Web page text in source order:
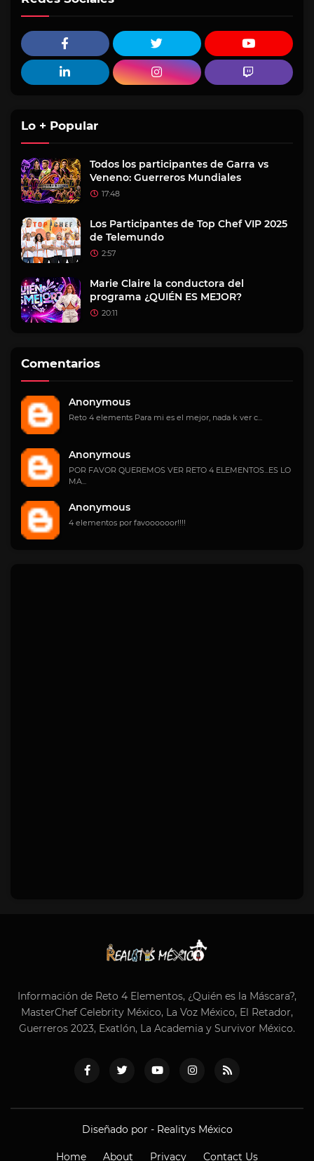
Lo + Popular
Todos los participantes de Garra vs
Veneno: Guerreros Mundiales
17:48
Los Participantes de Top Chef VIP 2025
de Telemundo
2:57
Marie Claire la conductora del
programa ¿QUIÉN ES MEJOR?
20:11
Comentarios
Anonymous
Reto 4 elements Para mi es el mejor, nada k ver c...
Anonymous
POR FAVOR QUEREMOS VER RETO 4 ELEMENTOS...ES LO
MA...
Anonymous
4 elementos por favoooooor!!!!
Información de Reto 4 Elementos, ¿Quién es la Máscara?,
MasterChef Celebrity México, La Voz México, El Retador,
Guerreros 2023, Exatlón, La Academia y Survivor México.
Diseñado por - Realitys México
Home About Privacy Contact Us